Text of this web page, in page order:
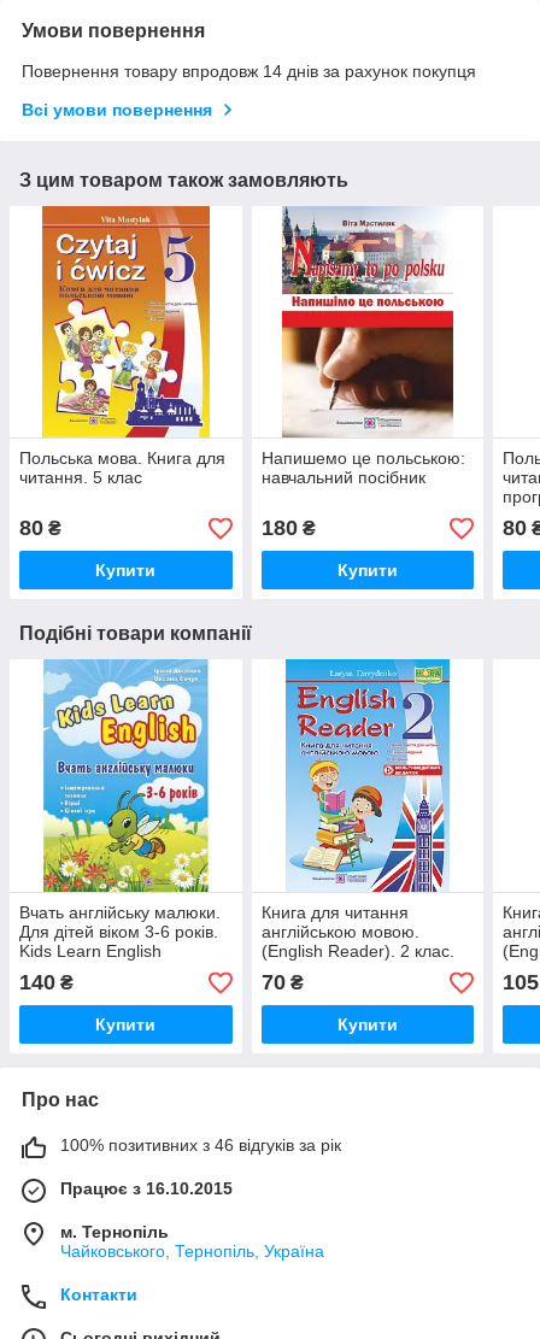
Умови повернення
Повернення товару впродовж 14 днів за рахунок покупця
Всі умови повернення
З цим товаром також замовляють
Польська мова. Книга для
читання. 5 клас
80 ₴
Купити
Напишемо це польською:
навчальний посібник
180₴
Купити
80
Подібні товари компанії
Вчать англійську малюки.
Для дітей віком 3-6 років.
Kids Learn English
140 ₴
Купити
Книга для читання
англійською мовою.
(English Reader). 2 клас.
70₴
Купити
105
Про нас
100% позитивних з 46 відгуків за рік
Працює з 16.10.2015
м. Тернопіль
Чайковського, Тернопіль, Україна
Контакти